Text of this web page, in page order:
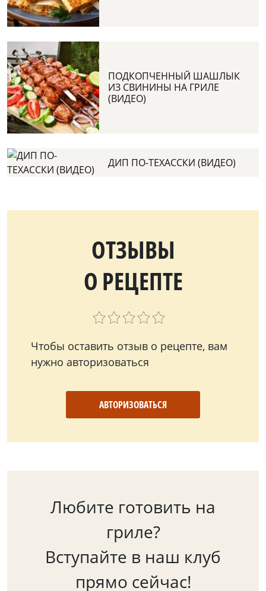
ПОДКОПЧЕННЫЙ ШАШЛЫК
ИЗ СВИНИНЫ НА ГРИЛЕ
(ВИДЕО)
ДИП ПО-ТЕХАССКИ (ВИДЕО)
ОТЗЫВЫ
О РЕЦЕПТЕ
Чтобы оставить отзыв о рецепте, вам
нужно авторизоваться
АВТОРИЗОВАТЬСЯ
Любите готовить на
гриле?
Вступайте в наш клуб
прямо сейчас!